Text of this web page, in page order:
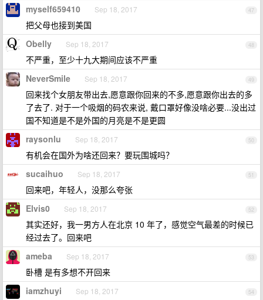
47
myself659410 Sep 18, 2017
把父母也接到美国
48
Obelly Sep 18, 2017
不严重，至少十九大期间应该不严重
49
NeverSmile Sep 18, 2017
回来找个女朋友带出去,愿意跟你回来的不多,愿意跟你出去的多
了去了. 对于一个吸烟的码农来说, 戴口罩好像没啥必要...没出过
国不知道是不是外国的月亮是不是更圆
50
raysonlu Sep 18, 2017
有机会在国外为啥还回来？要玩围城吗？
51
sucaihuo Sep 18, 2017
回来吧，年轻人，没那么夸张
52
Elvis0 Sep 18, 2017
其实还好，我一男方人在北京 10 年了，感觉空气最差的时候已
经过去了。回来吧
53
ameba Sep 18, 2017
卧槽 是有多想不开回来
54
iamzhuyi Sep 18, 2017